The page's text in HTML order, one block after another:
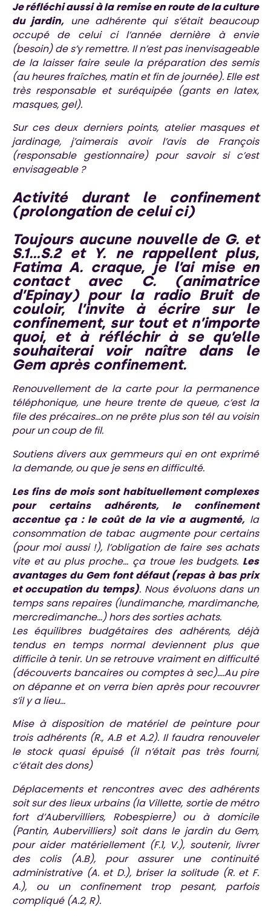
Je réfléchi aussi à la remise en route de la culture
du jardin, une adhérente qui s’était beaucoup
occupé de celui ci l’année dernière à envie
(besoin) de s’y remettre. Il n’est pas inenvisageable
de la laisser faire seule la préparation des semis
(au heures fraîches, matin et fin de journée). Elle est
très responsable et suréquipée (gants en latex,
masques, gel).
Sur ces deux derniers points, atelier masques et
jardinage, j’aimerais avoir l’avis de François
(responsable gestionnaire) pour savoir si c’est
envisageable ?
Activité durant le confinement
(prolongation de celui ci)
Toujours aucune nouvelle de G. et
S.1…S.2 et Y. ne rappellent plus,
Fatima A. craque, je l’ai mise en
contact avec C. (animatrice
d’Epinay) pour la radio Bruit de
couloir, l’invite à écrire sur le
confinement, sur tout et n’importe
quoi, et à réfléchir à se qu’elle
souhaiterai voir naître dans le
Gem après confinement.
Renouvellement de la carte pour la permanence
téléphonique, une heure trente de queue, c’est la
file des précaires…on ne prête plus son tél au voisin
pour un coup de fil.
Soutiens divers aux gemmeurs qui en ont exprimé
la demande, ou que je sens en difficulté.
Les fins de mois sont habituellement complexes
pour certains adhérents, le confinement
accentue ça : le coût de la vie a augmenté, la
consommation de tabac augmente pour certains
(pour moi aussi !), l’obligation de faire ses achats
vite et au plus proche… ça troue les budgets. Les
avantages du Gem font défaut (repas à bas prix
et occupation du temps). Nous évoluons dans un
temps sans repaires (lundimanche, mardimanche,
mercredimanche…) hors des sorties achats.
Les équilibres budgétaires des adhérents, déjà
tendus en temps normal deviennent plus que
difficile à tenir. Un se retrouve vraiment en difficulté
(découverts bancaires ou comptes à sec)….Au pire
on dépanne et on verra bien après pour recouvrer
s’il y a lieu…
Mise à disposition de matériel de peinture pour
trois adhérents (R., A.B et A.2). Il faudra renouveler
le stock quasi épuisé (il n’était pas très fourni,
c’était des dons)
Déplacements et rencontres avec des adhérents
soit sur des lieux urbains (la Villette, sortie de métro
fort d’Aubervilliers, Robespierre) ou à domicile
(Pantin, Aubervilliers) soit dans le jardin du Gem,
pour aider matériellement (F.1, V.), soutenir, livrer
des colis (A.B), pour assurer une continuité
administrative (A. et D.), briser la solitude (R. et F.
A.), ou un confinement trop pesant, parfois
compliqué (A.2, R).